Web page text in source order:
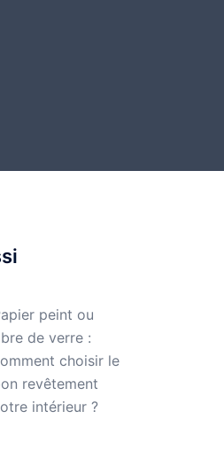
peint ou
de verre :
choisir le
revêtement
intérieur ?